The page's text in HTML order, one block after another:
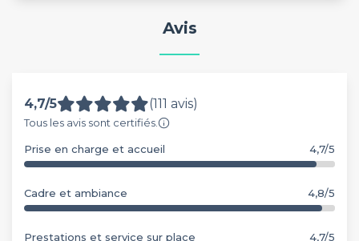
Avis
4,7/5 (111 avis)
Tous les avis sont certifiés.
Prise en charge et accueil 4,7/5
Cadre et ambiance 4,8/5
Prestations et service sur place 4,7/5